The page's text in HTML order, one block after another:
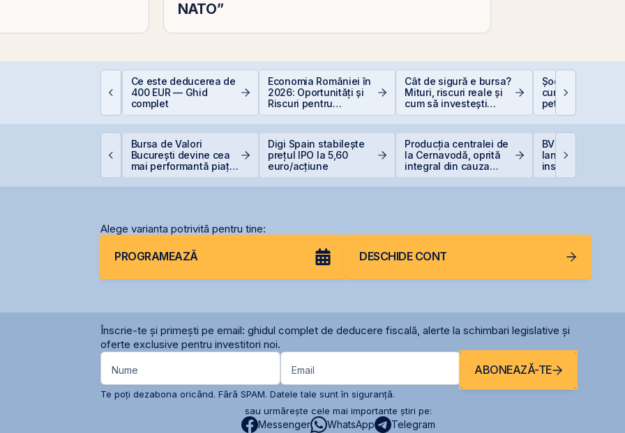
NATO”
Ce este deducerea de
400 EUR — Ghid
complet
Economia României în
2026: Oportunități și
Riscuri pentru
Investitori
Cât de sigură e bursa?
Mituri, riscuri reale și
cum să investești
inteligent
Șocurile
cum afectează
petrolului Bursa
Valori București
Bursa de Valori
București devine cea
mai performantă piață
Digi Spain stabilește
prețul IPO la 5,60
euro/acțiune
Producția centralei de
la Cernavodă, oprită
integral din cauza
BVB estimează
lansarea
instrumentelor
prin Contrapartea
Alege varianta potrivită pentru tine:
PROGRAMEAZĂ DESCHIDE CONT
Înscrie-te și primești pe email: ghidul complet de deducere fiscală, alerte la schimbari legislative și
oferte exclusive pentru investitori noi.
Nume Email ABONEAZĂ-TE
Te poți dezabona oricând. Fără SPAM. Datele tale sunt în siguranță.
sau urmărește cele mai importante știri pe:
Messenger WhatsApp Telegram